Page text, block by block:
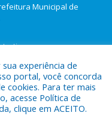
Municipal de
experiência de
portal, você concorda
cookies. Para ter mais
acesse Política de
clique em ACEITO.